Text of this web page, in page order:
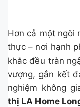
Hơn cả một ngôi
thực – nơi hạnh
khắc đều tràn
vượng, gắn kết
nghiệm không
thị LA Home